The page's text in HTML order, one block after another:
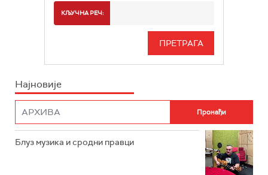
РАДИО БЕОГРАД 3
РАДИО РОКЕНРОЛЕР
ИНФО
КЉУЧНА РЕЧ:
Најновије
Блуз музика и сродни правци